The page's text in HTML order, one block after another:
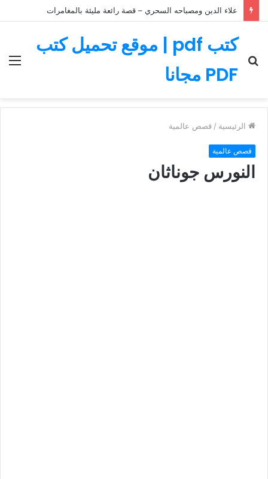
علاء الدين ومصباحه السحري – قصة رائعة مليئة بالمغامرات
كتب pdf | موقع تحميل كتب
PDF مجاناعن
الرئيسية / قصص عالمية
قصص عالمية
النورس جوناثان